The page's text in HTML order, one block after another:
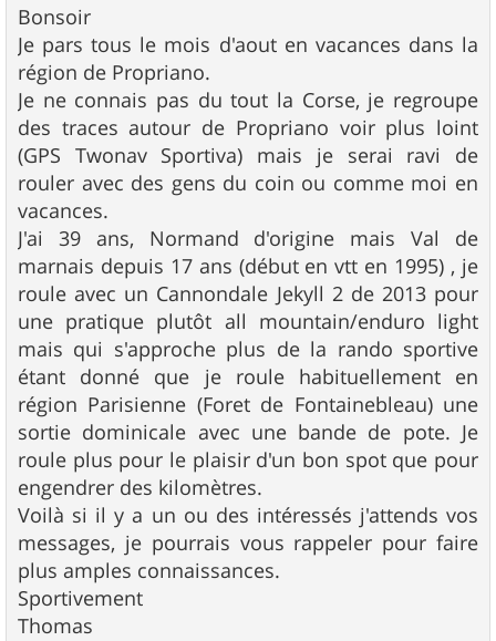
g
e
Bonsoir
Je pars tous le mois d'aout en vacances dans la
région de Propriano.
Je ne connais pas du tout la Corse, je regroupe
des traces autour de Propriano voir plus loint
(GPS Twonav Sportiva) mais je serai ravi de
rouler avec des gens du coin ou comme moi en
vacances.
J'ai 39 ans, Normand d'origine mais Val de
marnais depuis 17 ans (début en vtt en 1995) , je
roule avec un Cannondale Jekyll 2 de 2013 pour
une pratique plutôt all mountain/enduro light
mais qui s'approche plus de la rando sportive
étant donné que je roule habituellement en
région Parisienne (Foret de Fontainebleau) une
sortie dominicale avec une bande de pote. Je
roule plus pour le plaisir d'un bon spot que pour
engendrer des kilomètres.
Voilà si il y a un ou des intéressés j'attends vos
messages, je pourrais vous rappeler pour faire
plus amples connaissances.
Sportivement
Thomas